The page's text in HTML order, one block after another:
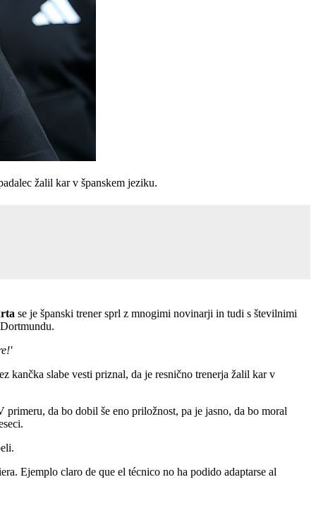
žalil kar v španskem jeziku.
se je španski trener sprl z mnogimi novinarji in tudi s številnimi
kančka slabe vesti priznal, da je resnično trenerja žalil kar v
da bo dobil še eno priložnost, pa je jasno, da bo moral
Ejemplo claro de que el técnico no ha podido adaptarse al